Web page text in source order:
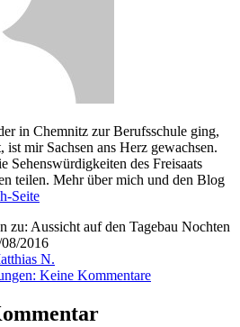
in Chemnitz zur Berufsschule ging,
mir Sachsen ans Herz gewachsen.
Sehenswürdigkeiten des Freisaats
teilen. Mehr über mich und den Blog
Seite
zu: Aussicht auf den Tagebau Nochten
2016
N.
Keine Kommentare